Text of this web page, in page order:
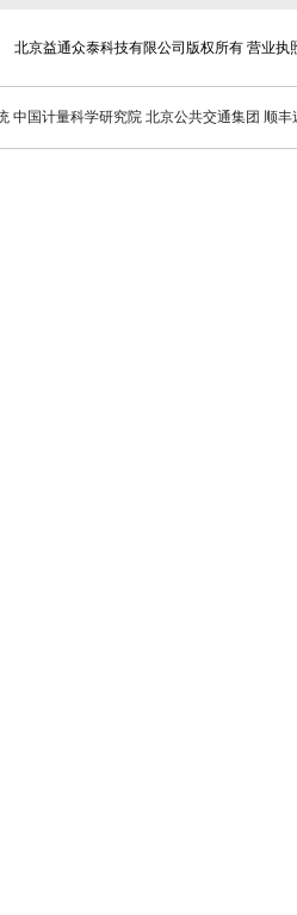
北京益通众泰科技有限公司版权所有 营业执
中国计量科学研究院 北京公共交通集团 顺丰